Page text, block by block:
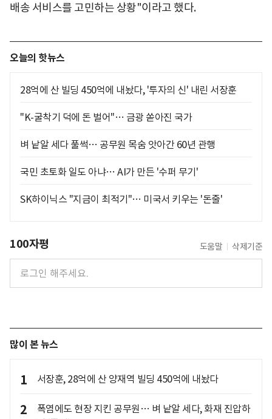
배송 서비스를 고민하는 상황"이라고 했다.
오늘의 핫뉴스
28억에 산 빌딩 450억에 내놨다, '투자의 신' 내린 서장훈
"K-굴착기 덕에 돈 벌어"… 금광 쏟아진 국가
벼 낱알 세다 풀썩… 공무원 목숨 앗아간 60년 관행
국민 초토화 일도 아냐… AI가 만든 '수퍼 무기'
SK하이닉스 "지금이 최적기"… 미국서 키우는 '돈줄'
100자평 도움말 삭제기준
많이 본 뉴스
1 서장훈, 28억에 산 양재역 빌딩 450억에 내놨다
2
폭염에도 현장 지킨 공무원… 벼 낱알 세다, 화재 진압하